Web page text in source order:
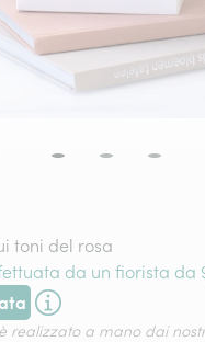
toni del rosa
da un fiorista da
oggi o in data a tua
realizzato a mano dai